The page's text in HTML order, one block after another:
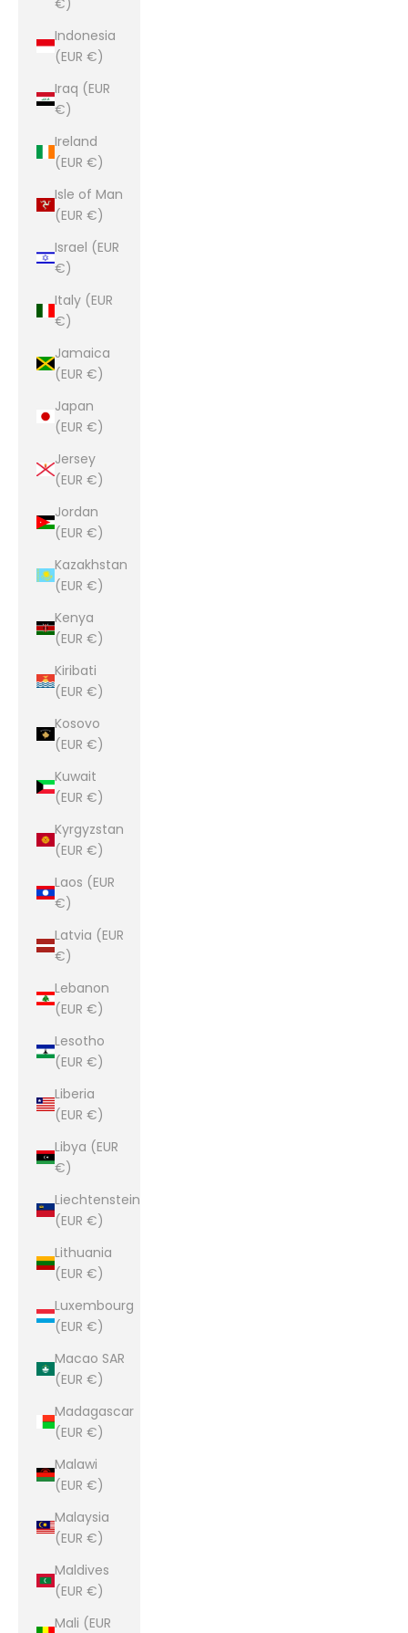
Indonesia
(EUR €)
Iraq (EUR
€)
Ireland
(EUR €)
Isle of Man
(EUR €)
Israel (EUR
€)
Italy (EUR
€)
Jamaica
(EUR €)
Japan
(EUR €)
Jersey
(EUR €)
Jordan
(EUR €)
Kazakhstan
(EUR €)
Kenya
(EUR €)
Kiribati
(EUR €)
Kosovo
(EUR €)
Kuwait
(EUR €)
Kyrgyzstan
(EUR €)
Laos (EUR
€)
Latvia (EUR
€)
Lebanon
(EUR €)
Lesotho
(EUR €)
Liberia
(EUR €)
Libya (EUR
€)
Liechtenstein
(EUR €)
Lithuania
(EUR €)
Luxembourg
(EUR €)
Macao SAR
(EUR €)
Madagascar
(EUR €)
Malawi
(EUR €)
Malaysia
(EUR €)
Maldives
(EUR €)
Mali (EUR